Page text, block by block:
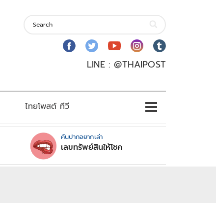
LINE : @THAIPOST
ไทยโพสต์ ทีวี
คันปากอยากเล่า
เลขทรัพย์สินให้โชค